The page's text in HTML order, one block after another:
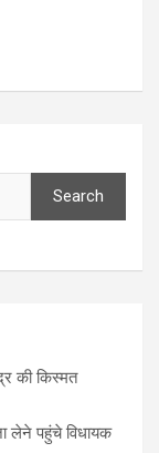
Search
की किस्मत
लेने पहुंचे विधायक